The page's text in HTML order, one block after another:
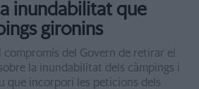
inundabilitat que
gironins
compromís del Govern de retirar el
la inundabilitat dels càmpings i
que incorpori les peticions dels